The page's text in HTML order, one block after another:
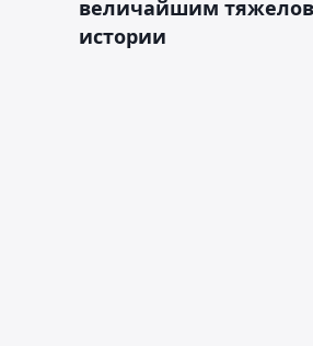
величайшим
истории